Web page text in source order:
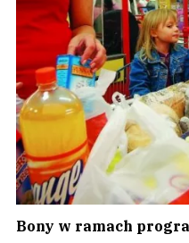
Bony w ramach